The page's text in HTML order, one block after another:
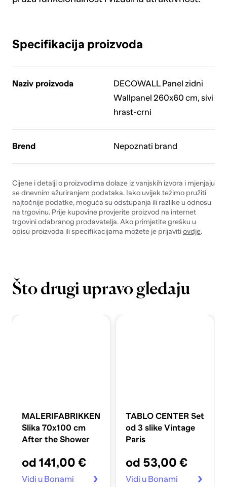
Specifikacija proizvoda
Naziv proizvoda
DECOWALL Panel zidni
Wallpanel 260x60 cm, sivi
hrast-crni
Brend Nepoznati brand
Cijene i detalji o proizvodima dolaze iz vanjskih izvora i mjenjaju
se dnevnim ažuriranjem podataka. Iako uvijek težimo pružiti
najtočnije podatke, moguća su odstupanja ili razlike u odnosu
na trgovinu. Prije kupovine provjerite proizvod na internet
trgovini odabranog prodavatelja. Ako primjetite grešku u
opisu proizvoda ili specifikacijama možete je prijavitiovdje.
Što drugi upravo gledaju
MALERIFABRIKKEN
Slika 70x100 cm
After the Shower
od 141,00 €
Vidi u Bonami
TABLO CENTER Set
od 3 slike Vintage
Paris
od 53,00 €
Vidi u Bonami